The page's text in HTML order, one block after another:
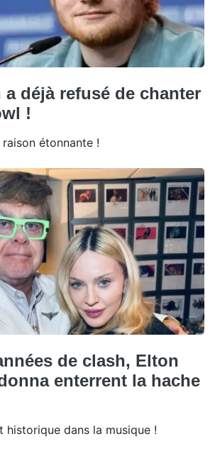
a déjà refusé de chanter
!
étonnante !
de clash, Elton
enterrent la hache
historique dans la musique !